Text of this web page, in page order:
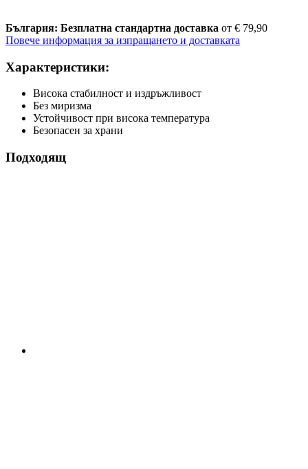
България: Безплатна стандартна доставка от € 79,90
Повече информация за изпращането и доставката
Характеристики:
Висока стабилност и издръжливост
Без миризма
Устойчивост при висока температура
Безопасен за храни
Подходящ